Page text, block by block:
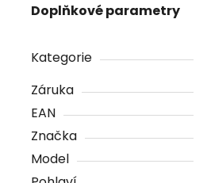
Doplňkové parametry
Kategorie
Záruka
EAN
Značka
Model